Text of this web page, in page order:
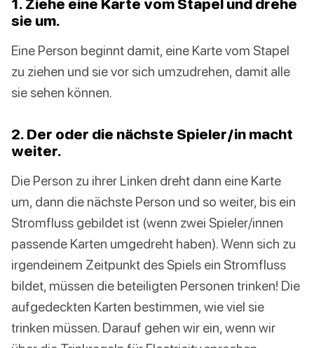
1. Ziehe eine Karte vom Stapel und drehe
sie um.
Eine Person beginnt damit, eine Karte vom Stapel
zu ziehen und sie vor sich umzudrehen, damit alle
sie sehen können.
2. Der oder die nächste Spieler/in macht
weiter.
Die Person zu ihrer Linken dreht dann eine Karte
um, dann die nächste Person und so weiter, bis ein
Stromfluss gebildet ist (wenn zwei Spieler/innen
passende Karten umgedreht haben). Wenn sich zu
irgendeinem Zeitpunkt des Spiels ein Stromfluss
bildet, müssen die beteiligten Personen trinken! Die
aufgedeckten Karten bestimmen, wie viel sie
trinken müssen. Darauf gehen wir ein, wenn wir